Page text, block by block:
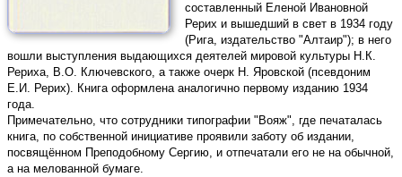
составленный Еленой Ивановной
Рерих и вышедший в свет в 1934 году
(Рига, издательство "Алтаир"); в него
вошли выступления выдающихся деятелей мировой культуры Н.К.
Рериха, В.О. Ключевского, а также очерк Н. Яровской (псевдоним
Е.И. Рерих). Книга оформлена аналогично первому изданию 1934
года.
Примечательно, что сотрудники типографии "Вояж", где печаталась
книга, по собственной инициативе проявили заботу об издании,
посвящённом Преподобному Сергию, и отпечатали его не на обычной,
а на мелованной бумаге.